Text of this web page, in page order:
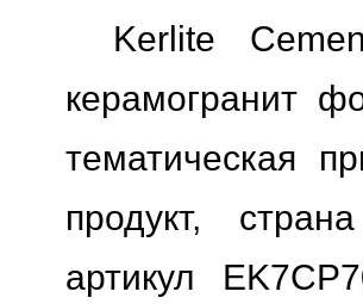
Kerlite
керамогранит
тематическая
продукт,
артикул